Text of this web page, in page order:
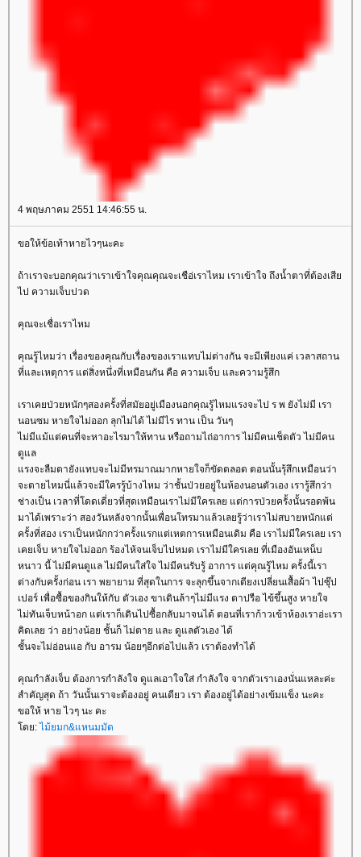
4 พฤษภาคม 2551 14:46:55 น.
ขอให้ข้อเท้าหายไวๆนะคะ
ถ้าเราจะบอกคุณว่าเราเข้าใจคุณคุณจะเชือ่เราไหม เราเข้าใจ ถึงน้ำตาที่ต้องเสี
ไป ความเจ็บปวด
คุณจะเชื่อเราไหม
คุณรู้ไหมว่า เรื่องของคุณกับเรื่องของเราแทบไม่ต่างกัน จะมีเพียงแค่ เวลาสถาน
ที่และเหตุการ แต่สิ่งหนึ่งที่เหมือนกัน คือ ความเจ็บ และความรู้สึก
เราเคยป่วยหนักๆสองครั้งที่สมัยอยู่เมืองนอกคุณรู้ไหมแรงจะไป ร พ ยังไม่มี เรา
นอนซม หายใจไม่ออก ลุกไม่ได้ ไม่มีไร ทาน เป็น วันๆ
ไม่มีแม้แต่คนที่จะหาอะไรมาให้ทาน หรือถามไถ่อาการ ไม่มีคนเช็ดตัว ไม่มีคน
ดูแล
รงจะลืมตายังแทบจะไม่มีทรมาณมากหายใจก็ขัดตลอด ตอนนั้นรุ้สึกเหมือนว่า
จะตายไหมนี่แล้วจะมีใครรู้บ้างไหม ว่าชั้นป่วยอยู่ในห้องนอนตัวเอง เรารู้สึกว่า
ช่างเป็น เวลาที่โดดเดี่ยวที่สุดเหมือนเราไม่มีใครเลย แต่การป่วยครั้งนั้นรอดพ้น
มาได้เพราะว่า สองวันหลังจากนั้นเพื่อนโทรมาแล้วเลยรู้ว่าเราไม่สบายหนักแต่
ครั้งที่สอง เราเป็นหนักกว่าครั้งแรกแต่เหตการเหมือนเดิม คือ เราไม่มีใครเลย เรา
เคยเจ็บ หายใจไม่ออก ร้องไห้จนเจ็บไปหมด เราไม่มีใครเลย ที่เมืองอันเหน็บ
หนาว นี้ ไม่มีคนดูแล ไม่มีคนใส่ใจ ไม่มีคนรับรู้ อาการ แต่คุณรู้ไหม ครั้งนี้เรา
ต่างกับครั้งก่อน เรา พยายาม ที่สุดในการ จะลุกขึ้นจากเตียงเปลี่ยนเสื้อผ้า ไปซุ๊ป
เปอร์ เพื่อซื้อของกินให้กับ ตัวเอง ขาเดินล้าๆไม่มีแรง ตาปรือ ไข้ขึ้นสูง หายใจ
ไม่ทันเจ็บหน้าอก แต่เราก็เดินไปซื้อกลับมาจนได้ ตอนที่เราก้าวเข้าห้องเราอ่ะเรา
คิดเลย ว่า อย่างน้อย ชั้นก็ ไม่ตาย และ ดูแลตัวเอง ได้
ชั้นจะไม่อ่อนแอ กับ อารม น้อยๆอีกต่อไปแล้ว เราต้องทำได้
คุณกำลังเจ็บ ต้องการกำลังใจ ดูแลเอาใจใส่ กำลังใจ จากตัวเราเองนั่นแหละค่ะ
สำคัญสุด ถ้า วันนั้นเราจะต้องอยู่ คนเดียว เรา ต้องอยู่ได้อย่างเข้มแข็ง นะคะ
ขอให้ หาย ไวๆ นะ คะ
ดย:ไม้ยมก&แหนมมัด